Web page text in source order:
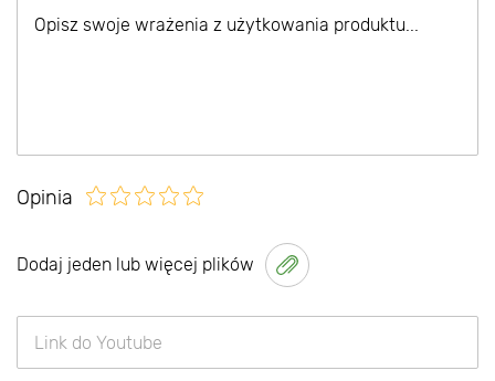
Opinia
Dodaj jeden lub więcej plików